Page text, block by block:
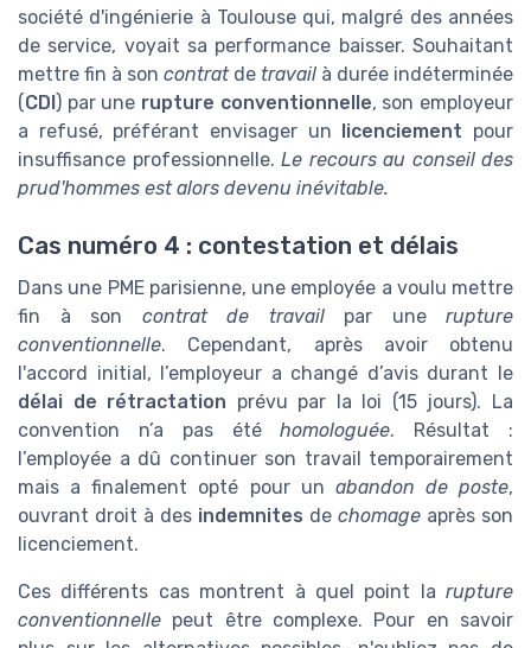
société d'ingénierie à Toulouse qui, malgré des années
de service, voyait sa performance baisser. Souhaitant
mettre fin à son contratde travail à durée indéterminée
(CDI) par une rupture conventionnelle, son employeur
a refusé, préférant envisager un licenciement pour
insuffisance professionnelle. Le recours au conseil des
prud'hommes est alors devenu inévitable.
Cas numéro 4 : contestation et délais
Dans une PME parisienne, une employée a voulu mettre
fin à son contrat de travailpar une rupture
conventionnelle. Cependant, après avoir obtenu
l'accord initial, l’employeur a changé d’avis durant le
délai de rétractation prévu par la loi (15 jours). La
convention n’a pas étéhomologuée. Résultat :
l’employée a dû continuer son travail temporairement
mais a finalement opté pour un abandon de poste,
ouvrant droit à des indemnites de chomage après son
licenciement.
Ces différents cas montrent à quel point la rupture
conventionnelle peut être complexe. Pour en savoir